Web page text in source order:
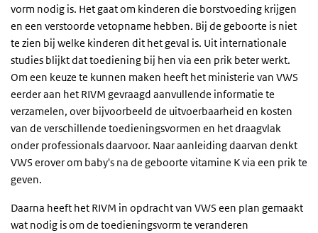
vorm nodig is. Het gaat om kinderen die borstvoeding krijgen
en een verstoorde vetopname hebben. Bij de geboorte is niet
te zien bij welke kinderen dit het geval is. Uit internationale
studies blijkt dat toediening bij hen via een prik beter werkt.
Om een keuze te kunnen maken heeft het ministerie van VWS
eerder aan het RIVM gevraagd aanvullende informatie te
verzamelen, over bijvoorbeeld de uitvoerbaarheid en kosten
van de verschillende toedieningsvormen en het draagvlak
onder professionals daarvoor. Naar aanleiding daarvan denkt
VWS erover om baby's na de geboorte vitamine K via een prik te
geven.
Daarna heeft het RIVM in opdracht van VWS een plan gemaakt
wat nodig is om de toedieningsvorm te veranderen